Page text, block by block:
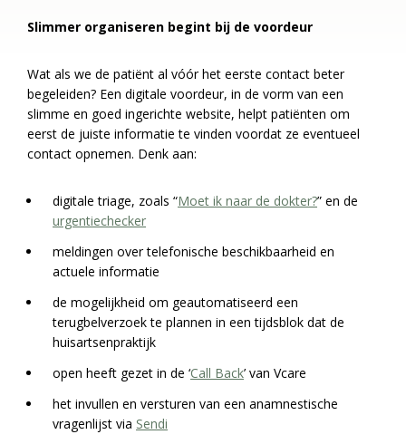
Slimmer organiseren begint bij de voordeur
Wat als we de patiënt al vóór het eerste contact beter
begeleiden? Een digitale voordeur, in de vorm van een
slimme en goed ingerichte website, helpt patiënten om
eerst de juiste informatie te vinden voordat ze eventueel
contact opnemen. Denk aan:
digitale triage, zoals “Moet ik naar de dokter?” en de
urgentiechecker
meldingen over telefonische beschikbaarheid en
actuele informatie
de mogelijkheid om geautomatiseerd een
terugbelverzoek te plannen in een tijdsblok dat de
huisartsenpraktijk
open heeft gezet in de ‘Call Back’ van Vcare
het invullen en versturen van een anamnestische
vragenlijst via Sendi